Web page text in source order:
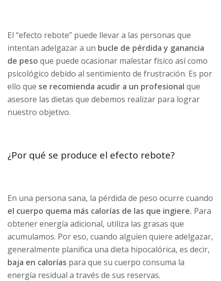
El “efecto rebote” puede llevar a las personas que
intentan adelgazar a un bucle de pérdida y ganancia
de peso que puede ocasionar malestar físico así como
psicológico debido al sentimiento de frustración. Es por
ello que se recomienda acudir a un profesional que
asesore las dietas que debemos realizar para lograr
nuestro objetivo.
¿Por qué se produce el efecto rebote?
En una persona sana, la pérdida de peso ocurre cuando
el cuerpo quema más calorías de las que ingiere. Para
obtener energía adicional, utiliza las grasas que
acumulamos. Por eso, cuando alguien quiere adelgazar,
generalmente planifica una dieta hipocalórica, es decir,
baja en calorías para que su cuerpo consuma la
energía residual a través de sus reservas.